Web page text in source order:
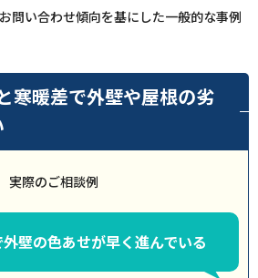
問い合わせ傾向を基にした一般的な事例
寒暖差で外壁や屋根の劣
実際のご相談例
壁の色あせが早く進んでいる